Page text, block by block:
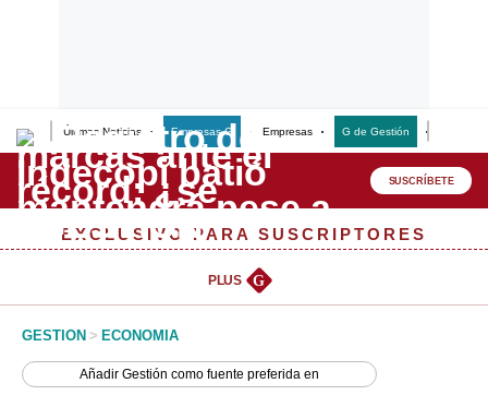
Últimas Noticias Empresas G Empresas G de Gestión
Lo último
Peru Quiosco
Management & Empleo
SUSCRÍBETE
EXCLUSIVO PARA SUSCRIPTORES
PLUS G
GESTION > ECONOMIA
AñadirGestión como fuente preferida en